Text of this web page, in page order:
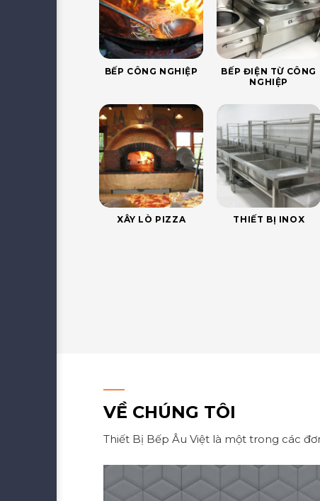
BẾP CÔNG NGHIỆP
BẾP ĐIỆN TỪ CÔNG
NGHIỆP
XÂY LÒ PIZZA THIẾT BỊ INOX
VỀ CHÚNG TÔI
Thiết Bị Bếp Âu Việt là một trong các